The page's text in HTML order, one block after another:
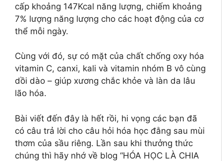
cấp khoảng 147Kcal năng lượng, chiếm khoảng
7% lượng năng lượng cho các hoạt động của cơ
thể mỗi ngày.
Cùng với đó, sự có mặt của chất chống oxy hóa
vitamin C, canxi, kali và vitamin nhóm B vô cùng
dồi dào – giúp xương chắc khỏe và làn da lâu
lão hóa.
Bài viết đến đây là hết rồi, hi vọng các bạn đã
có câu trả lời cho câu hỏi hóa học đằng sau mùi
thơm của sầu riêng. Lần sau khi thưởng thức
chúng thì hãy nhớ về blog “HÓA HỌC LÀ CHIA